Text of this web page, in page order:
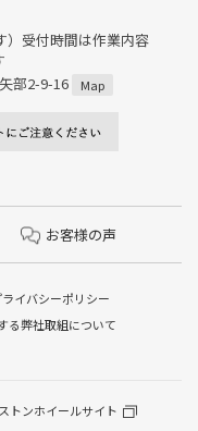
）受付時間は作業内容
部2-9-16
Map
お客様の声
ライバシーポリシー
る弊社取組について
トンホイールサイト
/オイル交換/その他